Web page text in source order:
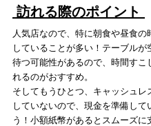
訪れる際のポイント
人気店なので、特に朝食や昼食の
していることが多い！テーブルが
待つ可能性があるので、時間すこ
れるのがおすすめ。
そしてもうひとつ、キャッシュレ
していないので、現金を準備して
う！小額紙幣があるとスムーズに